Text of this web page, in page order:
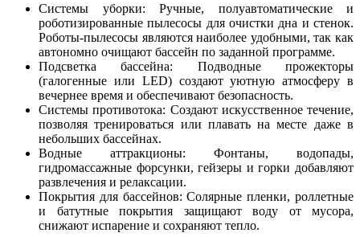
Системы уборки: Ручные, полуавтоматические и
роботизированные пылесосы для очистки дна и стенок.
Роботы-пылесосы являются наиболее удобными, так как
автономно очищают бассейн по заданной программе.
Подсветка бассейна: Подводные прожекторы
(галогенные или LED) создают уютную атмосферу в
вечернее время и обеспечивают безопасность.
Системы противотока: Создают искусственное течение,
позволяя тренироваться или плавать на месте даже в
небольших бассейнах.
Водные аттракционы: Фонтаны, водопады,
гидромассажные форсунки, гейзеры и горки добавляют
развлечения и релаксации.
Покрытия для бассейнов: Солярные пленки, роллетные
и батутные покрытия защищают воду от мусора,
снижают испарение и сохраняют тепло.